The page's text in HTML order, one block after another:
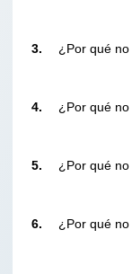
3. ¿Por qué
4. ¿Por qué
5. ¿Por qué
6. ¿Por qué